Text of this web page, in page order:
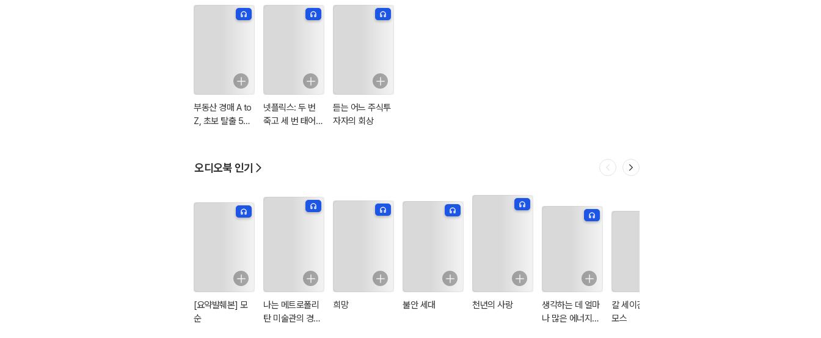
부동산 경매 A to
Z, 초보 탈출 5가
넷플릭스: 두 번
죽고 세 번 태어난
듣는 어느 주식투
자자의 회상
오디오북 인기
[요약발췌본] 모
순
나는 메트로폴리
탄 미술관의 경비
희망 불안 세대 천년의 사랑
생각하는 데 얼마
나 많은 에너지가
칼 세이건의 코스
모스